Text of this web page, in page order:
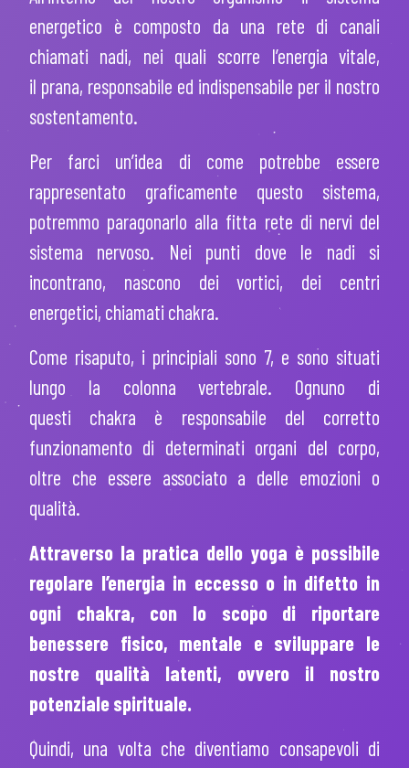
energetico è composto da una rete di canali
chiamati nadi, nei quali scorre l’energia vitale,
il prana, responsabile ed indispensabile per il nostro
sostentamento.
Per farci un’idea di come potrebbe essere
rappresentato graficamente questo sistema,
potremmo paragonarlo alla fitta rete di nervi del
sistema nervoso. Nei punti dove le nadi si
incontrano, nascono dei vortici, dei centri
energetici, chiamati chakra.
Come risaputo, i principiali sono 7, e sono situati
lungo la colonna vertebrale. Ognuno di
questi chakra è responsabile del corretto
funzionamento di determinati organi del corpo,
oltre che essere associato a delle emozioni o
qualità.
Attraverso la pratica dello yoga è possibile
regolare l’energia in eccesso o in difetto in
ogni chakra, con lo scopo di riportare
benessere fisico, mentale e sviluppare le
nostre qualità latenti, ovvero il nostro
potenziale spirituale.
Quindi, una volta che diventiamo consapevoli di